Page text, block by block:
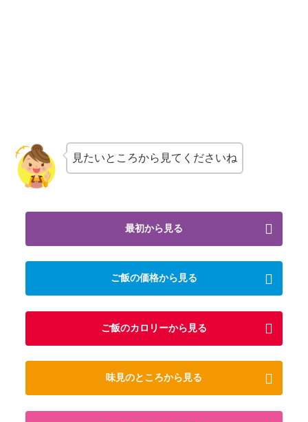
見たいところから見てくださいね
最初から見る
ご飯の価格から見る
ご飯のカロリーから見る
味見のところから見る